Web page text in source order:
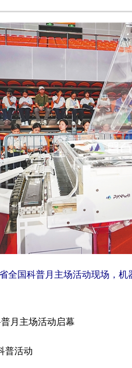
国科普月主场活动现场，机
月主场活动启幕
普活动